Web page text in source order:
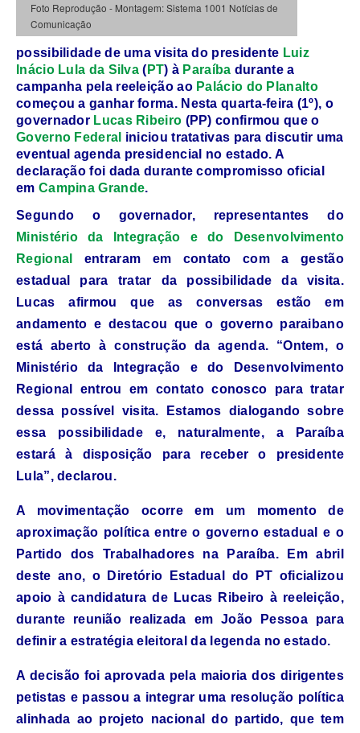
Foto Reprodução - Montagem: Sistema 1001 Notícias de
Comunicação
possibilidade de uma visita do presidente Luiz
Inácio Lula da Silva ( PT) à Paraíba durante a
campanha pela reeleição ao Palácio do Planalto
começou a ganhar forma. Nesta quarta-feira (1º), o
governador Lucas Ribeiro (PP) confirmou que o
Governo Federal iniciou tratativas para discutir uma
eventual agenda presidencial no estado. A
declaração foi dada durante compromisso oficial
em Campina Grande.
Segundo o governador, representantes do
Ministério da Integração e do Desenvolvimento
Regional
entraram em contato com a gestão
estadual para tratar da possibilidade da visita.
Lucas afirmou que as conversas estão em
andamento e destacou que o governo paraibano
está aberto à construção da agenda. “Ontem, o
Ministério da Integração e do Desenvolvimento
Regional entrou em contato conosco para tratar
dessa possível visita. Estamos dialogando sobre
essa possibilidade e, naturalmente, a Paraíba
estará à disposição para receber o presidente
Lula”, declarou.
A movimentação ocorre em um momento de
aproximação política entre o governo estadual e o
Partido dos Trabalhadores na Paraíba. Em abril
deste ano, o Diretório Estadual do
PT oficializou
apoio à candidatura de Lucas Ribeiro à reeleição,
durante reunião realizada em João Pessoa para
definir a estratégia eleitoral da legenda no estado.
A decisão foi aprovada pela maioria dos dirigentes
petistas e passou a integrar uma resolução política
alinhada ao projeto nacional do partido, que tem